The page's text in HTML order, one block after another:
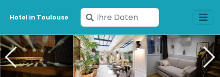
Hotel in Toulouse
Geben
Sie
Ihre
Daten
ein